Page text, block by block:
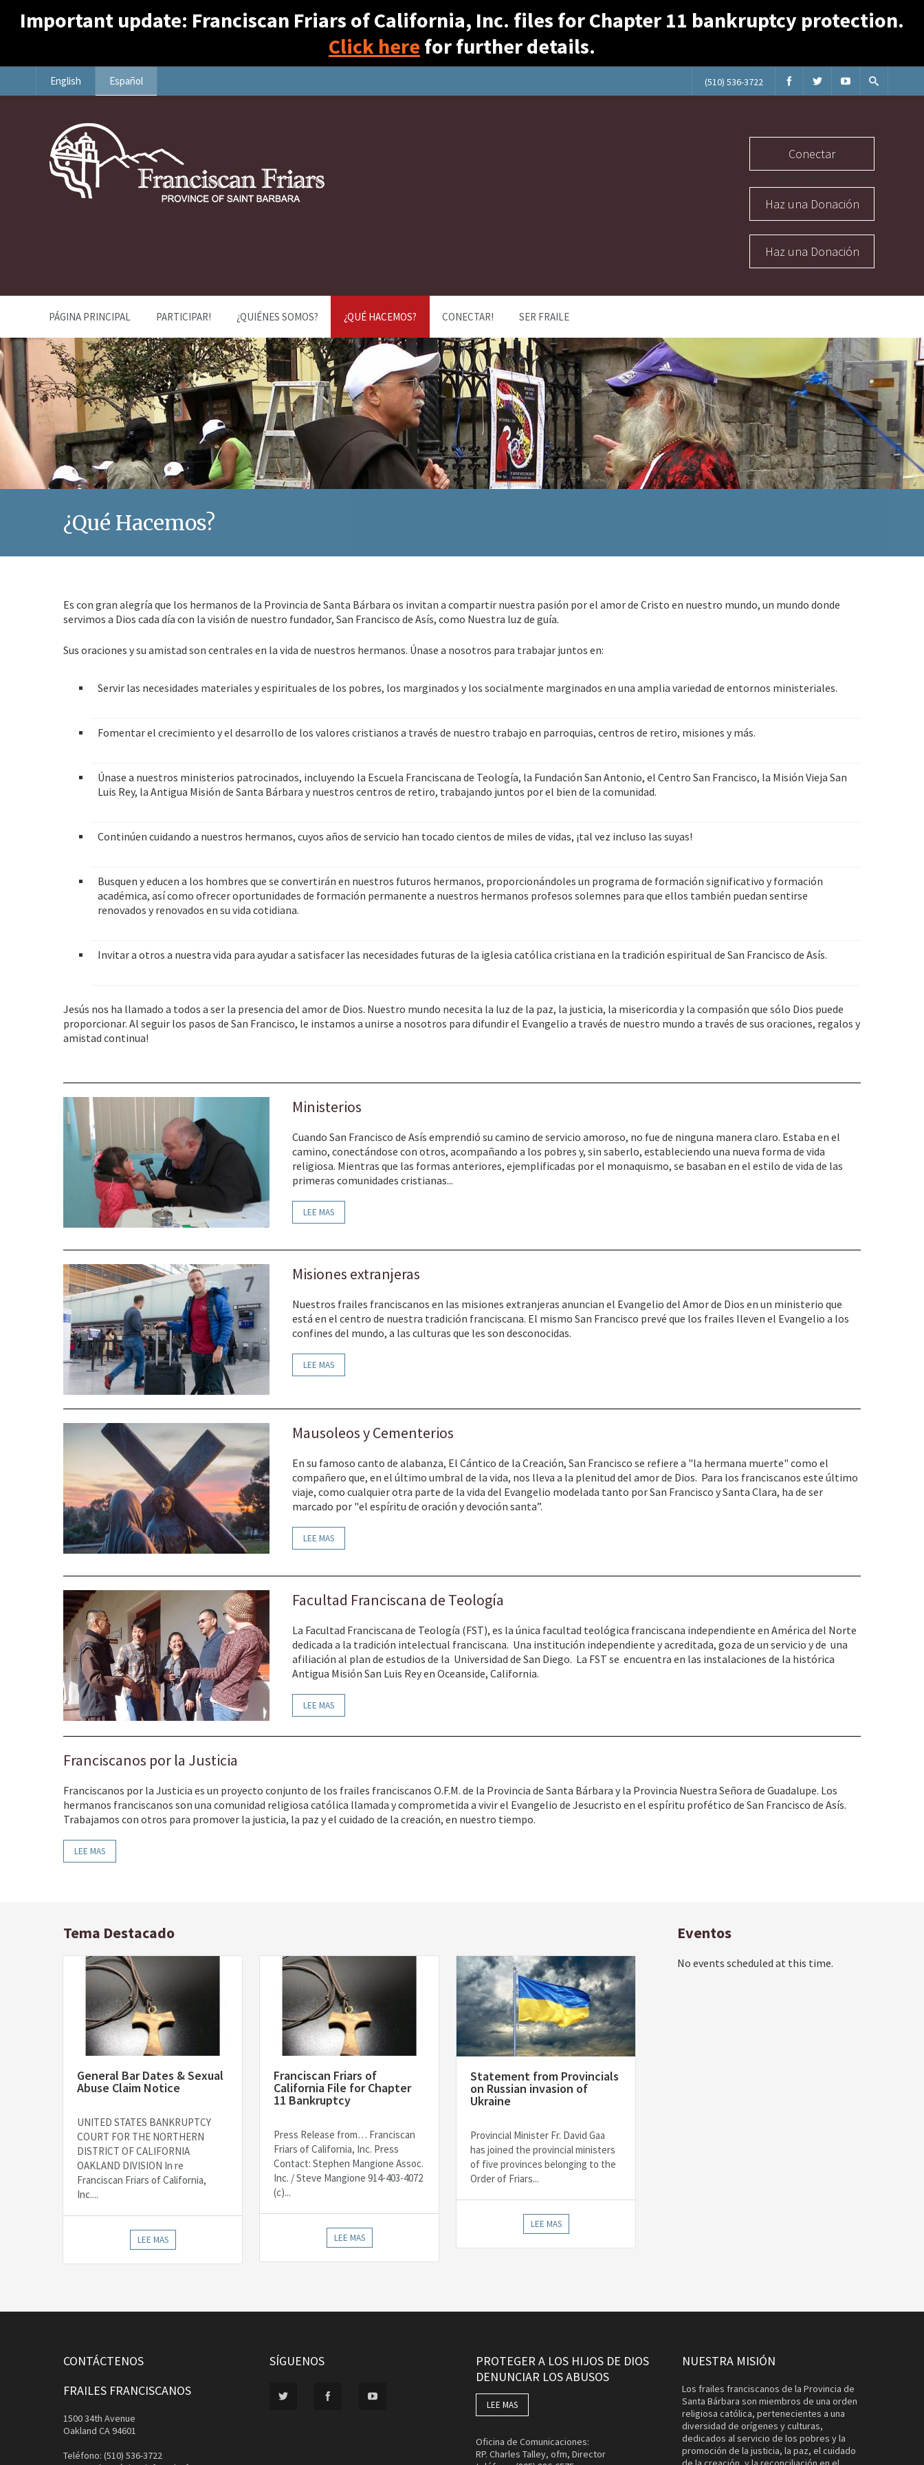
Important update: Franciscan Friars of California, Inc. files for Chapter 11 bankruptcy protection.
Click here for further details.
English Español (510) 536-3722
Conectar
Haz una Donación
Haz una Donación
PÁGINA PRINCIPAL PARTICIPAR! ¿QUIÉNES SOMOS? ¿QUÉ HACEMOS? CONECTAR! SER FRAILE
¿Qué Hacemos?
Es con gran alegría que los hermanos de la Provincia de Santa Bárbara os invitan a compartir nuestra pasión por el amor de Cristo en nuestro mundo, un mundo donde
servimos a Dios cada día con la visión de nuestro fundador, San Francisco de Asís, como Nuestra luz de guía.
Sus oraciones y su amistad son centrales en la vida de nuestros hermanos. Únase a nosotros para trabajar juntos en:
Servir las necesidades materiales y espirituales de los pobres, los marginados y los socialmente marginados en una amplia variedad de entornos ministeriales.
Fomentar el crecimiento y el desarrollo de los valores cristianos a través de nuestro trabajo en parroquias, centros de retiro, misiones y más.
Únase a nuestros ministerios patrocinados, incluyendo la Escuela Franciscana de Teología, la Fundación San Antonio, el Centro San Francisco, la Misión Vieja San
Luis Rey, la Antigua Misión de Santa Bárbara y nuestros centros de retiro, trabajando juntos por el bien de la comunidad.
Continúen cuidando a nuestros hermanos, cuyos años de servicio han tocado cientos de miles de vidas, ¡tal vez incluso las suyas!
Busquen y educen a los hombres que se convertirán en nuestros futuros hermanos, proporcionándoles un programa de formación significativo y formación
académica, así como ofrecer oportunidades de formación permanente a nuestros hermanos profesos solemnes para que ellos también puedan sentirse
renovados y renovados en su vida cotidiana.
Invitar a otros a nuestra vida para ayudar a satisfacer las necesidades futuras de la iglesia católica cristiana en la tradición espiritual de San Francisco de Asís.
Jesús nos ha llamado a todos a ser la presencia del amor de Dios. Nuestro mundo necesita la luz de la paz, la justicia, la misericordia y la compasión que sólo Dios puede
proporcionar. Al seguir los pasos de San Francisco, le instamos a unirse a nosotros para difundir el Evangelio a través de nuestro mundo a través de sus oraciones, regalos y
amistad continua!
Ministerios
Cuando San Francisco de Asís emprendió su camino de servicio amoroso, no fue de ninguna manera claro. Estaba en el
camino, conectándose con otros, acompañando a los pobres y, sin saberlo, estableciendo una nueva forma de vida
religiosa. Mientras que las formas anteriores, ejemplificadas por el monaquismo, se basaban en el estilo de vida de las
primeras comunidades cristianas...
LEE MAS
Misiones extranjeras
Nuestros frailes franciscanos en las misiones extranjeras anuncian el Evangelio del Amor de Dios en un ministerio que
está en el centro de nuestra tradición franciscana. El mismo San Francisco prevé que los frailes lleven el Evangelio a los
confines del mundo, a las culturas que les son desconocidas.
LEE MAS
Mausoleos y Cementerios
En su famoso canto de alabanza, El Cántico de la Creación, San Francisco se refiere a "la hermana muerte" como el
compañero que, en el último umbral de la vida, nos lleva a la plenitud del amor de Dios. Para los franciscanos este último
viaje, como cualquier otra parte de la vida del Evangelio modelada tanto por San Francisco y Santa Clara, ha de ser
marcado por "el espíritu de oración y devoción santa”.
LEE MAS
Facultad Franciscana de Teología
La Facultad Franciscana de Teología (FST), es la única facultad teológica franciscana independiente en América del Norte
dedicada a la tradición intelectual franciscana. Una institución independiente y acreditada, goza de un servicio y de una
afiliación al plan de estudios de la Universidad de San Diego. La FST se encuentra en las instalaciones de la histórica
Antigua Misión San Luis Rey en Oceanside, California.
LEE MAS
Franciscanos por la Justicia
Franciscanos por la Justicia es un proyecto conjunto de los frailes franciscanos O.F.M. de la Provincia de Santa Bárbara y la Provincia Nuestra Señora de Guadalupe. Los
hermanos franciscanos son una comunidad religiosa católica llamada y comprometida a vivir el Evangelio de Jesucristo en el espíritu profético de San Francisco de Asís.
Trabajamos con otros para promover la justicia, la paz y el cuidado de la creación, en nuestro tiempo.
LEE MAS
Tema Destacado
General Bar Dates & Sexual
Abuse Claim Notice
UNITED STATES BANKRUPTCY
COURT FOR THE NORTHERN
DISTRICT OF CALIFORNIA
OAKLAND DIVISION In re
Franciscan Friars of California,
Inc....
LEE MAS
Franciscan Friars of
California File for Chapter
11 Bankruptcy
Press Release from… Franciscan
Friars of California, Inc. Press
Contact: Stephen Mangione Assoc.
Inc. / Steve Mangione 914-403-4072
(c)...
LEE MAS
Statement from Provincials
on Russian invasion of
Ukraine
Provincial Minister Fr. David Gaa
has joined the provincial ministers
of five provinces belonging to the
Order of Friars...
LEE MAS
Eventos
No events scheduled at this time.
CONTÁCTENOS
FRAILES FRANCISCANOS
1500 34th Avenue
Oakland CA 94601
Teléfono: (510) 536-3722
SÍGUENOS
PROTEGER A LOS HIJOS DE DIOS
DENUNCIAR LOS ABUSOS
LEE MAS
Oficina de Comunicaciones:
RP. Charles Talley, ofm, Director
NUESTRA MISIÓN
Los frailes franciscanos de la Provincia de
Santa Bárbara son miembros de una orden
religiosa católica, pertenecientes a una
diversidad de orígenes y culturas,
dedicados al servicio de los pobres y la
promoción de la justicia, la paz, el cuidado